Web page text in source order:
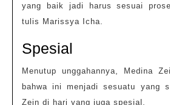
yang baik jadi harus sesuai
tulis Marissya Icha.
Spesial
Menutup unggahannya, Medina
bahwa ini menjadi sesuatu yang
Zein di hari yang juga spesial.